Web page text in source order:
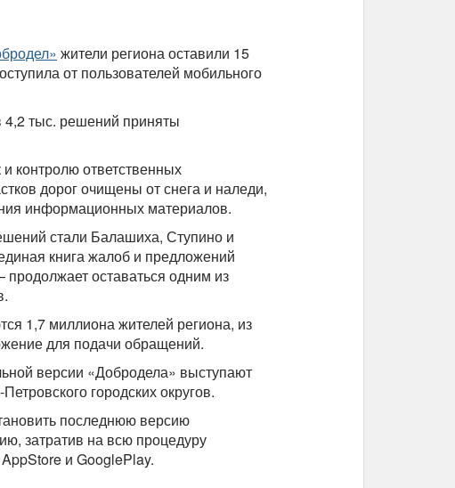
жители региона оставили 15
от пользователей мобильного
4,2 тыс. решений приняты
контролю ответственных
дорог очищены от снега и наледи,
информационных материалов.
стали Балашиха, Ступино и
книга жалоб и предложений
оставаться одним из
1,7 миллиона жителей региона, из
для подачи обращений.
версии «Добродела» выступают
городских округов.
последнюю версию
затратив на всю процедуру
и GooglePlay.